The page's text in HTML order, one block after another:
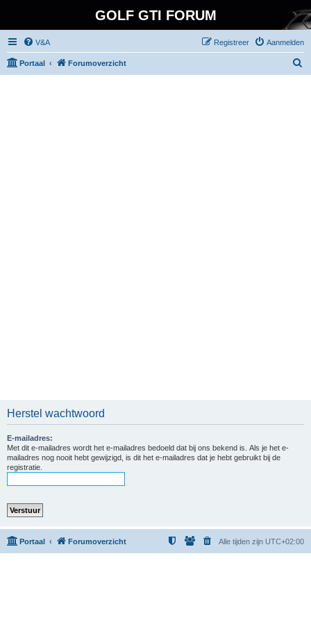
GOLF GTI FORUM
V&A Aanmelden
Registreer
Portaal Forumoverzicht
Herstel wachtwoord
E-mailadres:
Met dit e-mailadres wordt het e-mailadres bedoeld dat bij ons bekend is. Als je het e-
mailadres nog nooit hebt gewijzigd, is dit het e-mailadres dat je hebt gebruikt bij de
registratie.
Portaal Forumoverzicht Alle tijden zijn UTC+02:00